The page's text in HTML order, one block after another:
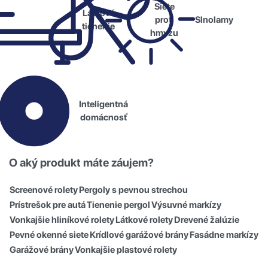
Látkové
tienenie
Siete
proti
hmyzu
Slnolamy
Inteligentná
domácnosť
O aký produkt máte záujem?
Screenové roletyPergoly s pevnou strechou
Prístrešok pre autáTienenie pergolVýsuvné markízy
Vonkajšie hliníkové roletyLátkové roletyDrevené žalúzie
Pevné okenné sieteKrídlové garážové brányFasádne markízy
Garážové brányVonkajšie plastové rolety